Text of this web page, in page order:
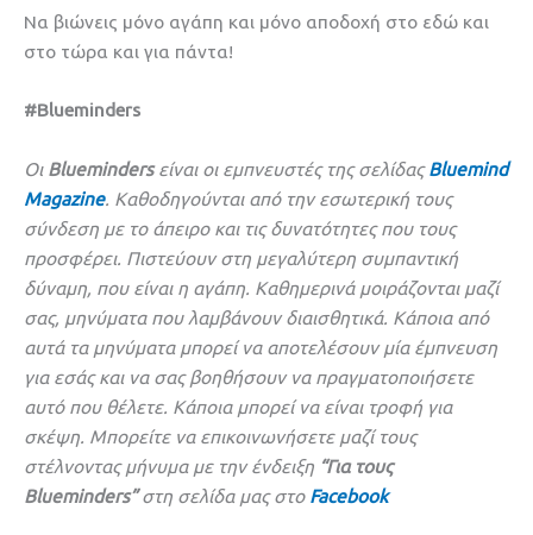
Να βιώνεις μόνο αγάπη και μόνο αποδοχή στο εδώ και
στο τώρα και για πάντα!
#Blueminders
Οι Bluemindersείναι οι εμπνευστές της σελίδαςBluemind
Magazine. Καθοδηγούνται από την εσωτερική τους
σύνδεση με το άπειρο και τις δυνατότητες που τους
προσφέρει. Πιστεύουν στη μεγαλύτερη συμπαντική
δύναμη, που είναι η αγάπη. Καθημερινά μοιράζονται μαζί
σας, μηνύματα που λαμβάνουν διαισθητικά. Κάποια από
αυτά τα μηνύματα μπορεί να αποτελέσουν μία έμπνευση
για εσάς και να σας βοηθήσουν να πραγματοποιήσετε
αυτό που θέλετε. Κάποια μπορεί να είναι τροφή για
σκέψη. Μπορείτε να επικοινωνήσετε μαζί τους
στέλνοντας μήνυμα με την ένδειξη “Για τους
Blueminders”στη σελίδα μας στο Facebook